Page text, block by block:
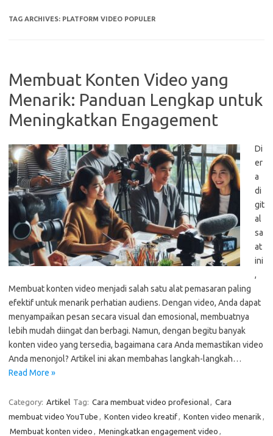
TAG ARCHIVES: PLATFORM VIDEO POPULER
Membuat Konten Video yang
Menarik: Panduan Lengkap untuk
Meningkatkan Engagement
Di
er
a
di
git
al
sa
at
ini
,
Membuat konten video menjadi salah satu alat pemasaran paling
efektif untuk menarik perhatian audiens. Dengan video, Anda dapat
menyampaikan pesan secara visual dan emosional, membuatnya
lebih mudah diingat dan berbagi. Namun, dengan begitu banyak
konten video yang tersedia, bagaimana cara Anda memastikan video
Anda menonjol? Artikel ini akan membahas langkah-langkah…
Read More »
Category: Artikel Tag: Cara membuat video profesional, Cara
membuat video YouTube , Konten video kreatif, Konten video menarik ,
Membuat konten video , Meningkatkan engagement video ,